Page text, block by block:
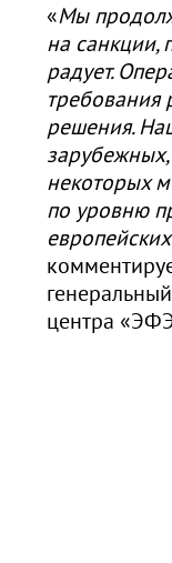
«Мы
на санкции,
радует.
требования
решения.
некоторых
по уровню
центра